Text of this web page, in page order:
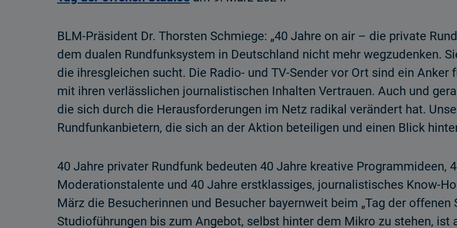
BLM-Präsident Dr. Thorsten Schmiege: „40 Jahre on air – die private
dem dualen Rundfunksystem in Deutschland nicht mehr wegzudenken.
die ihresgleichen sucht. Die Radio- und TV-Sender vor Ort sind ein
mit ihren verlässlichen journalistischen Inhalten Vertrauen. Auch und
die sich durch die Herausforderungen im Netz radikal verändert hat.
Rundfunkanbietern, die sich an der Aktion beteiligen und einen Blick
40 Jahre privater Rundfunk bedeuten 40 Jahre kreative Programmideen,
Moderationstalente und 40 Jahre erstklassiges, journalistisches Know-
März die Besucherinnen und Besucher bayernweit beim „Tag der offenen
Studioführungen bis zum Angebot, selbst hinter dem Mikro zu stehen, ist